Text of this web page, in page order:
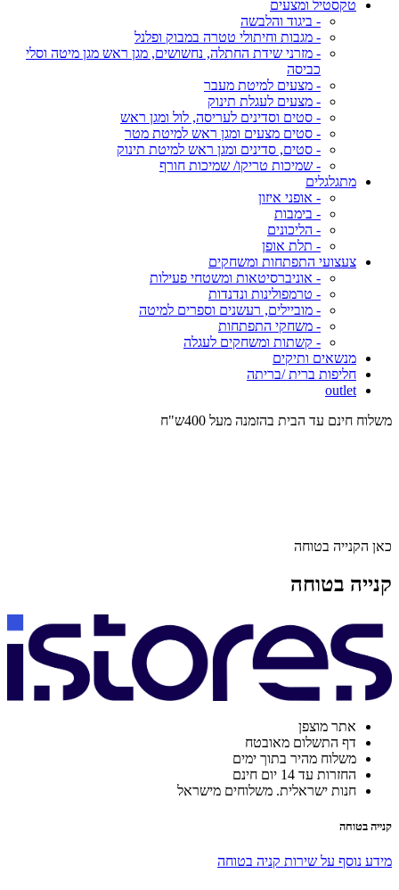
טקסטיל ומצעים
- ביגוד והלבשה
- מגבות וחיתולי טטרה במבוק ופלנל
- מזרני שידת החתלה, נחשושים, מגן ראש מגן מיטה וסלי
כביסה
- מצעים למיטת מעבר
- מצעים לעגלת תינוק
- סטים וסדינים לעריסה, לול ומגן ראש
- סטים מצעים ומגן ראש למיטת מטר
- סטים, סדינים ומגן ראש למיטת תינוק
- שמיכות טריקו/ שמיכות חורף
מתגלגלים
- אופני איזון
- בימבות
- הליכונים
- תלת אופן
צעצועי התפתחות ומשחקים
- אוניברסיטאות ומשטחי פעילות
- טרמפולינות ונדנדות
- מוביילים, רעשנים וספרים למיטה
- משחקי התפתחות
- קשתות ומשחקים לעגלה
מנשאים ותיקים
חליפות ברית /בריתה
outlet
משלוח חינם עד הבית בהזמנה מעל 400ש"ח
כאן הקנייה בטוחה
קנייה בטוחה
אתר מוצפן
דף התשלום מאובטח
משלוח מהיר בתוך ימים
החזרות עד 14 יום חינם
חנות ישראלית. משלוחים מישראל
קנייה בטוחה
מידע נוסף על שירות קניה בטוחה